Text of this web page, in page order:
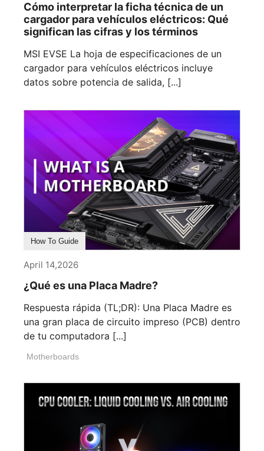
Cómo interpretar la ficha técnica de un
cargador para vehículos eléctricos: Qué
significan las cifras y los términos
MSI EVSE La hoja de especificaciones de un
cargador para vehículos eléctricos incluye
datos sobre potencia de salida, [...]
How To Guide
April 14,2026
¿Qué es una Placa Madre?
Respuesta rápida (TL;DR): Una Placa Madre es
una gran placa de circuito impreso (PCB) dentro
de tu computadora [...]
Motherboards